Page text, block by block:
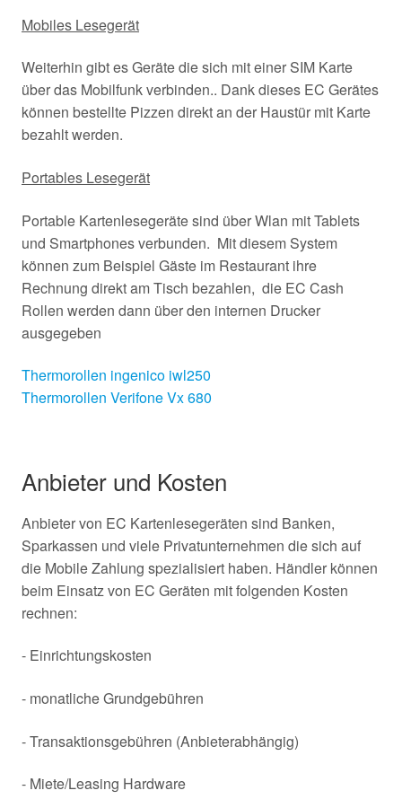
Mobiles Lesegerät
Weiterhin gibt es Geräte die sich mit einer SIM Karte
über das Mobilfunk verbinden.. Dank dieses EC Gerätes
können bestellte Pizzen direkt an der Haustür mit Karte
bezahlt werden.
Portables Lesegerät
Portable Kartenlesegeräte sind über Wlan mit Tablets
und Smartphones verbunden. Mit diesem System
können zum Beispiel Gäste im Restaurant ihre
Rechnung direkt am Tisch bezahlen, die EC Cash
Rollen werden dann über den internen Drucker
ausgegeben
Thermorollen ingenico iwl250
Thermorollen Verifone Vx 680
Anbieter und Kosten
Anbieter von EC Kartenlesegeräten sind Banken,
Sparkassen und viele Privatunternehmen die sich auf
die Mobile Zahlung spezialisiert haben. Händler können
beim Einsatz von EC Geräten mit folgenden Kosten
rechnen:
- Einrichtungskosten
- monatliche Grundgebühren
- Transaktionsgebühren (Anbieterabhängig)
- Miete/Leasing Hardware